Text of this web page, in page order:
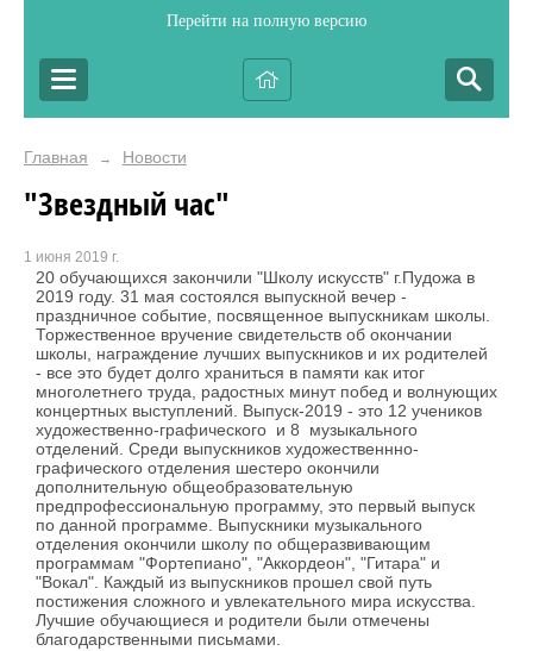
Перейти на полную версию
Главная → Новости
"Звездный час"
1 июня 2019 г.
20 обучающихся закончили "Школу искусств" г.Пудожа в
2019 году. 31 мая состоялся выпускной вечер -
праздничное событие, посвященное выпускникам школы.
Торжественное вручение свидетельств об окончании
школы, награждение лучших выпускников и их родителей
- все это будет долго храниться в памяти как итог
многолетнего труда, радостных минут побед и волнующих
концертных выступлений. Выпуск-2019 - это 12 учеников
художественно-графического и 8 музыкального
отделений. Среди выпускников художественнно-
графического отделения шестеро окончили
дополнительную общеобразовательную
предпрофессиональную программу, это первый выпуск
по данной программе. Выпускники музыкального
отделения окончили школу по общеразвивающим
программам "Фортепиано", "Аккордеон", "Гитара" и
"Вокал". Каждый из выпускников прошел свой путь
постижения сложного и увлекательного мира искусства.
Лучшие обучающиеся и родители были отмечены
благодарственными письмами.